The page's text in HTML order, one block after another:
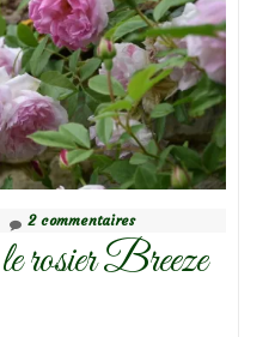
2 commentaires
rosier Breeze